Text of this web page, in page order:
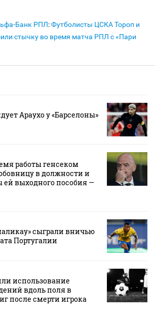
Банк РПЛ:Футболисты ЦСКА Тороп и
стычку во время матча РПЛ с «Пари
Араухо у «Барселоны»
работы генсеком
в должности и
выходного пособия —
сыграли вничью
Португалии
использование
вдоль поля в
после смерти игрока